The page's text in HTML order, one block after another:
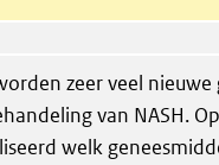
zeer veel
van NASH.
welk